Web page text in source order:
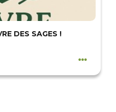
DES SAGES !